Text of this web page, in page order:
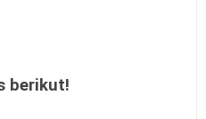
berikut!